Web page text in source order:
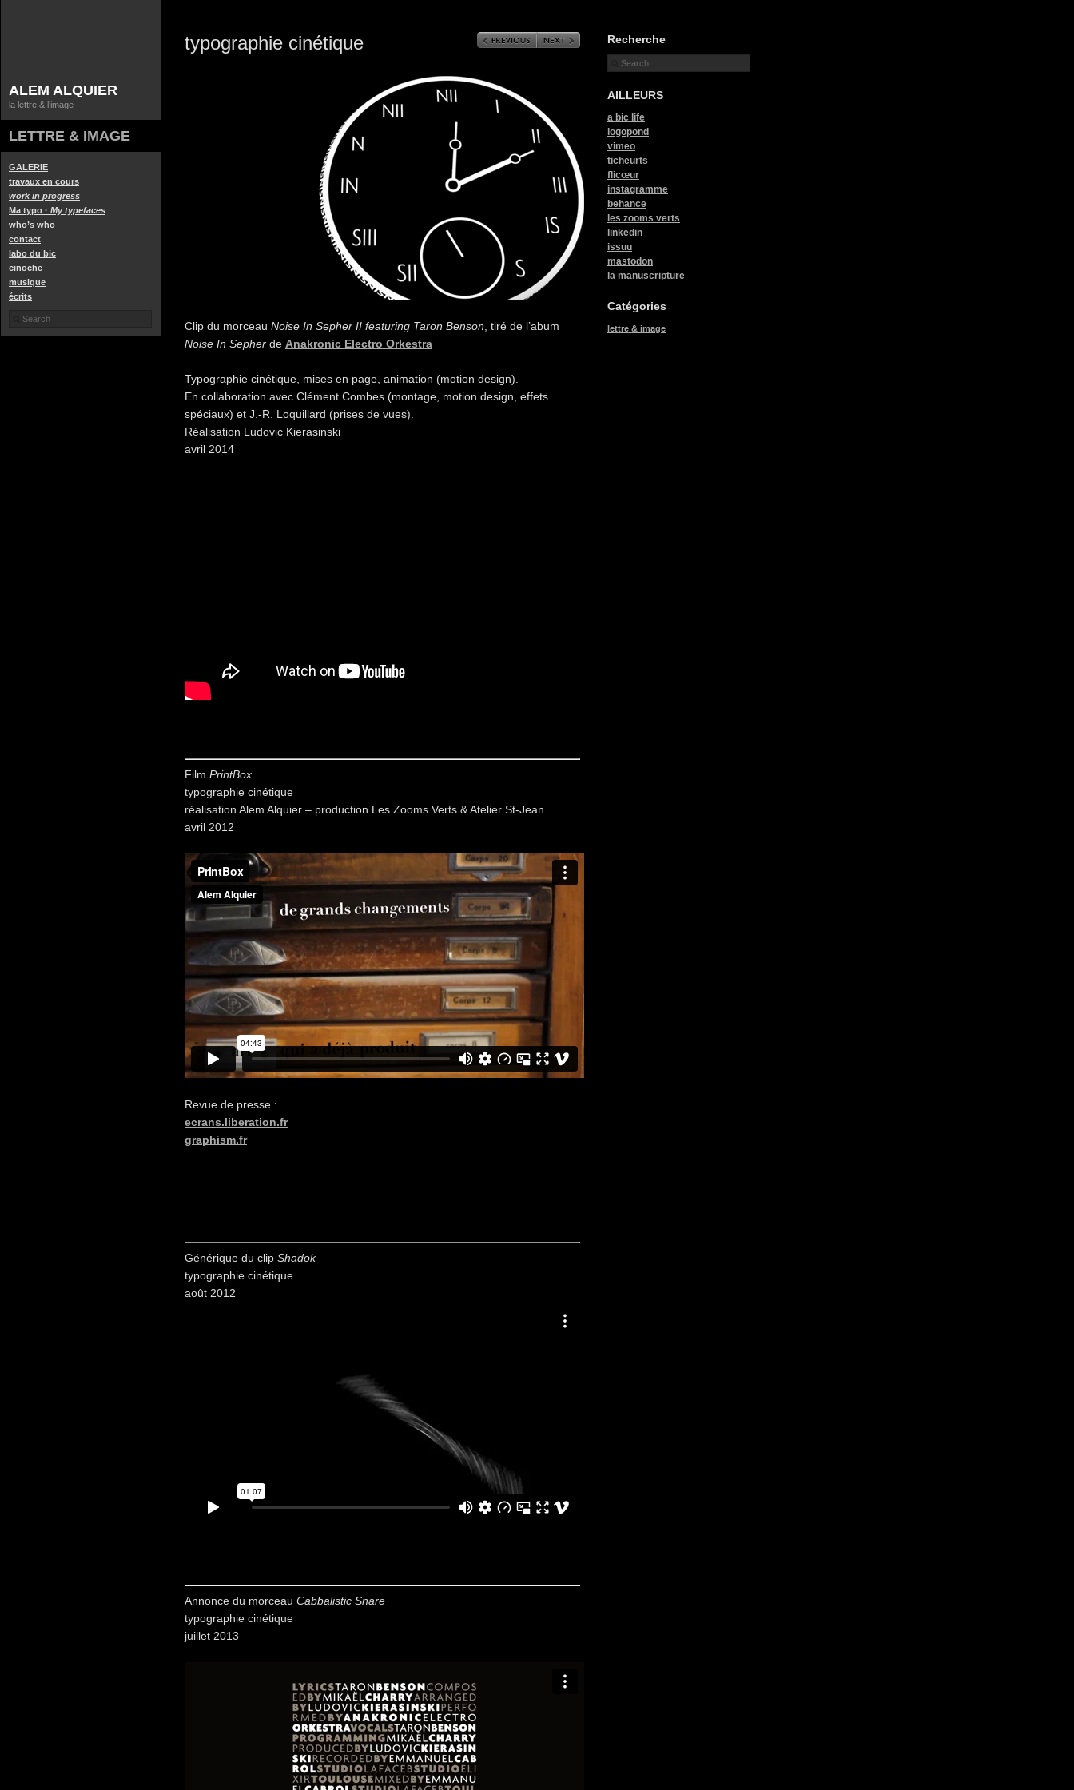
ALEM ALQUIER
la lettre & l’image
LETTRE & IMAGE
GALERIE
travaux en cours
work in progress
Ma typo · My typefaces
who’s who
contact
labo du bic
cinoche
musique
écrits
typographie cinétique
Clip du morceau Noise In Sepher II featuring Taron Benson , tiré de l’abum
Noise In Sepher de Anakronic Electro Orkestra
Typographie cinétique, mises en page, animation (motion design).
En collaboration avec Clément Combes (montage, motion design, effets
spéciaux) et J.-R. Loquillard (prises de vues).
Réalisation Ludovic Kierasinski
avril 2014
Film PrintBox
typographie cinétique
réalisation Alem Alquier – production Les Zooms Verts & Atelier St-Jean
avril 2012
Revue de presse :
ecrans.liberation.fr
graphism.fr
Générique du clip Shadok
typographie cinétique
août 2012
Annonce du morceau Cabbalistic Snare
typographie cinétique
juillet 2013
Recherche
AILLEURS
a bic life
logopond
vimeo
ticheurts
flicœur
instagramme
behance
les zooms verts
linkedin
issuu
mastodon
la manuscripture
Catégories
lettre & image